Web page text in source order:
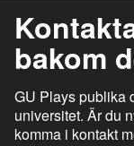
bakom
GU Plays publika
universitet. Är du
komma i kontakt